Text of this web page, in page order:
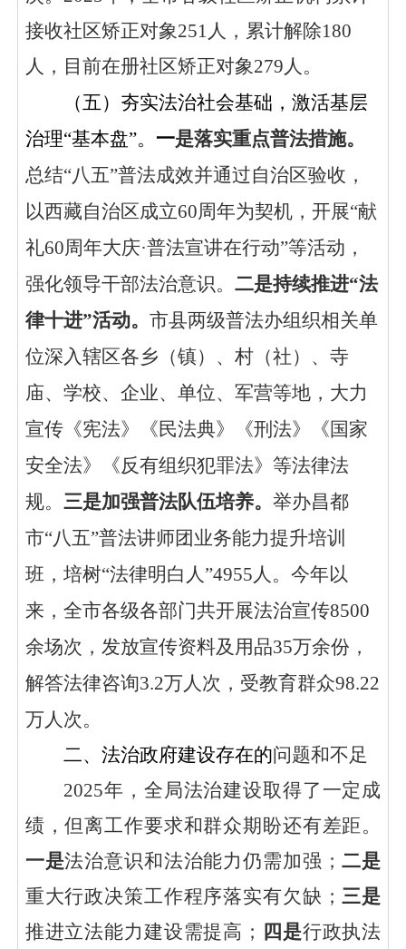
接收社区矫正对象251人，累计解除180
人，目前在册社区矫正对象279人。
（五） 夯实法治社会基础，激活基层
治理“基本盘”。 一是落实重点普法措施。
总结“八五”普法成效并通过自治区验收，
以西藏自治区成立60周年为契机，开展“献
礼60周年大庆·普法宣讲在行动”等活动，
强化领导干部法治意识。 二是持续推进“法
律十进”活动。 市县两级普法办组织相关单
位深入辖区各乡（镇）、村（社）、寺
庙、学校、企业、单位、军营等地，大力
宣传《宪法》《民法典》《刑法》《国家
安全法》《反有组织犯罪法》等法律法
规。 三是加强普法队伍培养。 举办昌都
市“八五”普法讲师团业务能力提升培训
班， 培树“法律明白人”4955人。 今年以
来， 全市各级各部门共开展法治宣传8500
余场次， 发放宣传资料及用品35万余份，
解答法律咨询3.2万人次，受教育群众98.22
万人次。
二、法治政府建设存在的问题和不足
2025年，全局法治建设取得了一定成
绩，但离工作要求和群众期盼还有差距。
一是法治意识和法治能力仍需加强 ； 二是
重大行政决策工作程序落实有欠缺； 三是
推进立法能力建设需提高；
四 是行政执法